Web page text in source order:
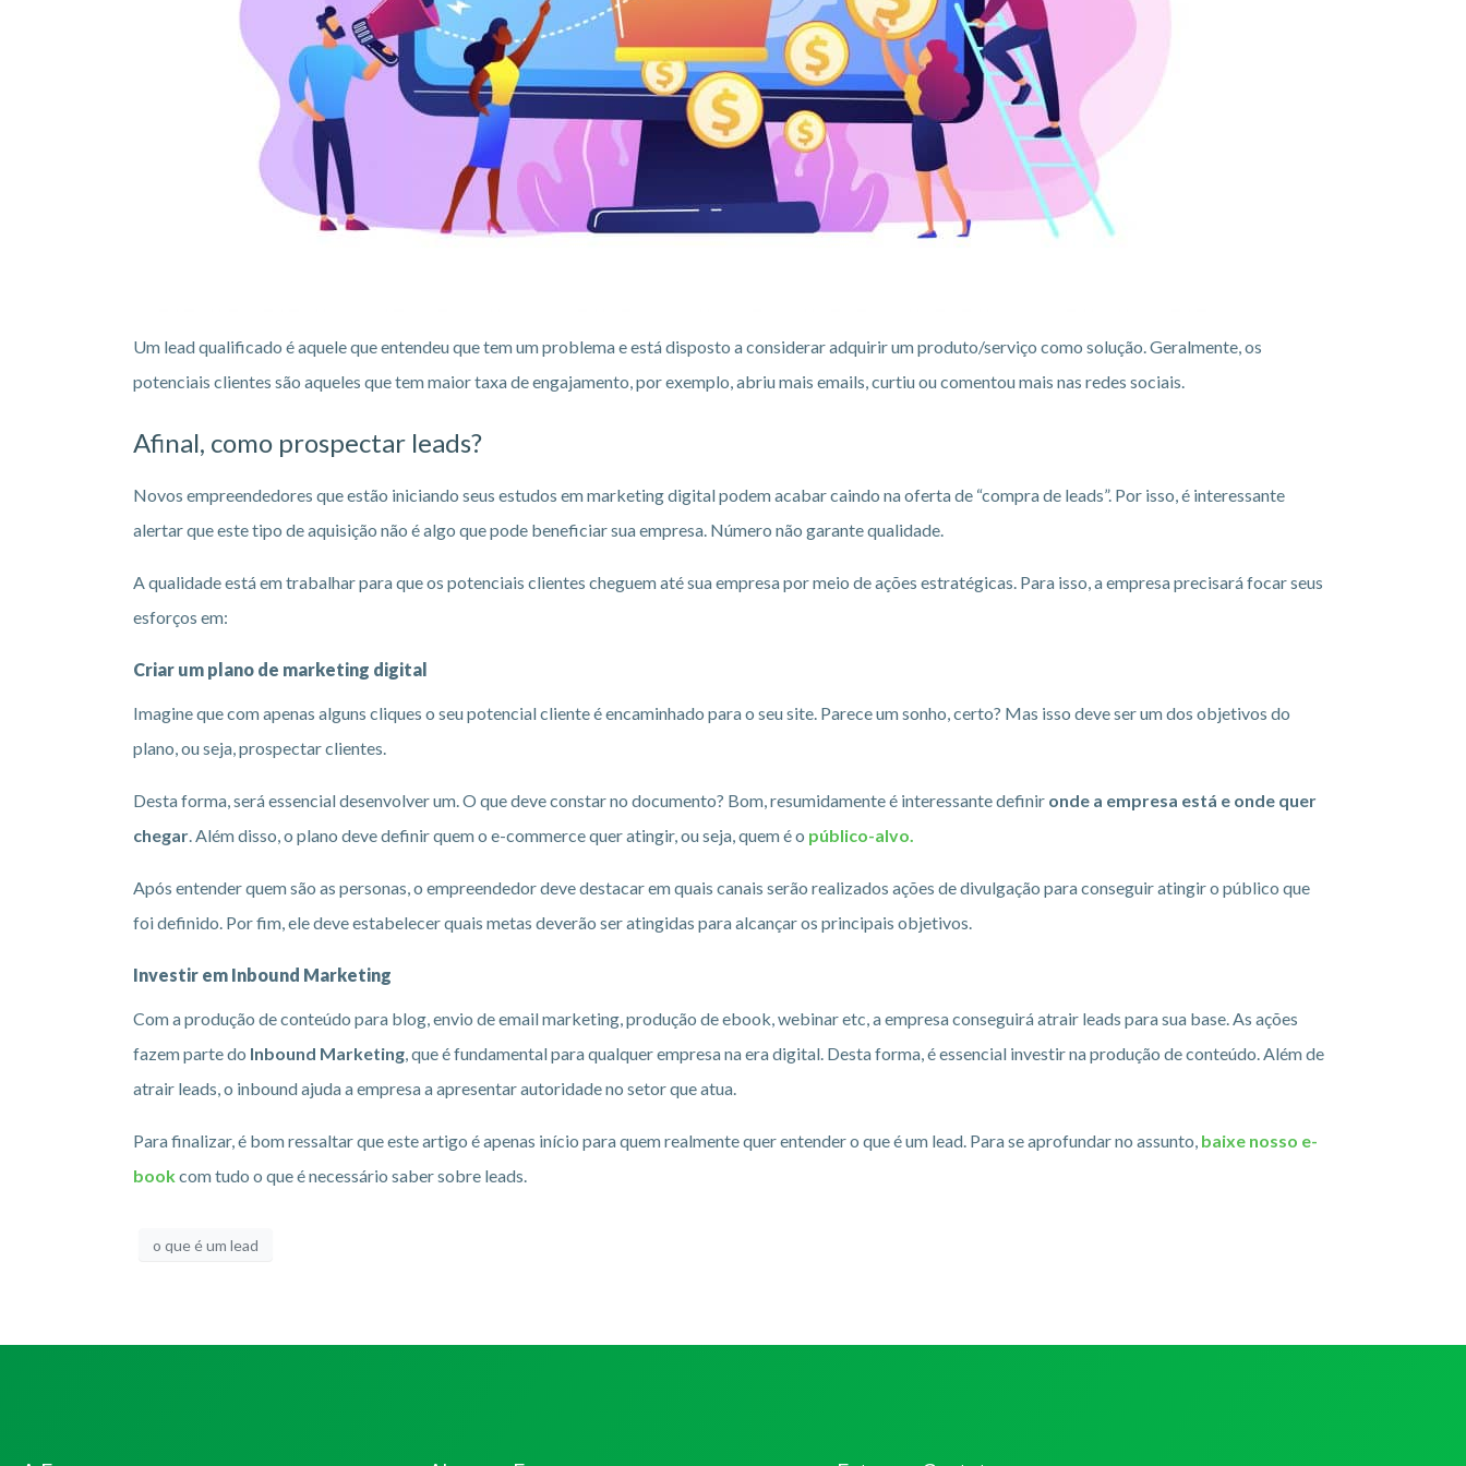
Um lead qualificado é aquele que entendeu que tem um problema e está disposto a considerar adquirir um produto/serviço como solução. Geralmente, os
potenciais clientes são aqueles que tem maior taxa de engajamento, por exemplo, abriu mais emails, curtiu ou comentou mais nas redes sociais.
Afinal, como prospectar leads?
Novos empreendedores que estão iniciando seus estudos em marketing digital podem acabar caindo na oferta de “compra de leads”. Por isso, é interessante
alertar que este tipo de aquisição não é algo que pode beneficiar sua empresa. Número não garante qualidade.
A qualidade está em trabalhar para que os potenciais clientes cheguem até sua empresa por meio de ações estratégicas. Para isso, a empresa precisará focar seus
esforços em:
Criar um plano de marketing digital
Imagine que com apenas alguns cliques o seu potencial cliente é encaminhado para o seu site. Parece um sonho, certo? Mas isso deve ser um dos objetivos do
plano, ou seja, prospectar clientes.
Desta forma, será essencial desenvolver um. O que deve constar no documento? Bom, resumidamente é interessante definir onde a empresa está e onde quer
chegar . Além disso, o plano deve definir quem o e-commerce quer atingir, ou seja, quem é o público-alvo.
Após entender quem são as personas, o empreendedor deve destacar em quais canais serão realizados ações de divulgação para conseguir atingir o público que
foi definido. Por fim, ele deve estabelecer quais metas deverão ser atingidas para alcançar os principais objetivos.
Investir em Inbound Marketing
Com a produção de conteúdo para blog, envio de email marketing, produção de ebook, webinar etc, a empresa conseguirá atrair leads para sua base. As ações
fazem parte do Inbound Marketing , que é fundamental para qualquer empresa na era digital. Desta forma, é essencial investir na produção de conteúdo. Além de
atrair leads, o inbound ajuda a empresa a apresentar autoridade no setor que atua.
Para finalizar, é bom ressaltar que este artigo é apenas início para quem realmente quer entender o que é um lead. Para se aprofundar no assunto, baixe nosso e-
bookcom tudo o que é necessário saber sobre leads.
o que é um lead